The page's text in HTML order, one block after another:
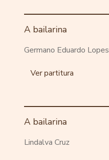
A bailarina
Germano Eduardo Lopes
Ver partitura
A bailarina
Lindalva Cruz